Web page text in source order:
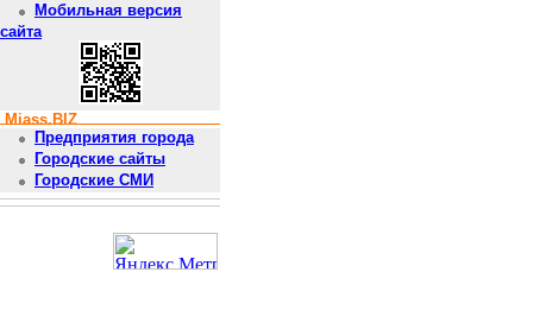
Мобильная версия
сайта
Miass.BIZ
Предприятия города
Городские сайты
Городские СМИ